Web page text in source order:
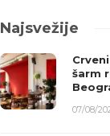
Najsvežije
šarm
07/08/